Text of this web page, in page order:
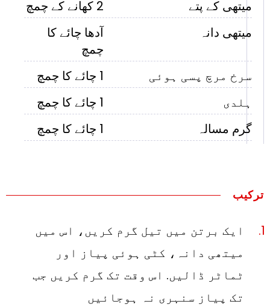
میتھی کے پتے
2 کھانے کے چمچ
میتھی دانہ
آدھا چائے کا
چمچ
سرخ مرچ پسی ہوئی
1 چائے کا چمچ
ہلدی
1 چائے کا چمچ
گرم مسالہ
1 چائے کا چمچ
ترکیب
ایک برتن میں تیل گرم کریں، اس میں
میتھی دانہ، کٹی ہوئی پیاز اور
ٹماٹر ڈالیں. اس وقت تک گرم کریں جب
تک پیاز سنہری نہ ہوجائیں